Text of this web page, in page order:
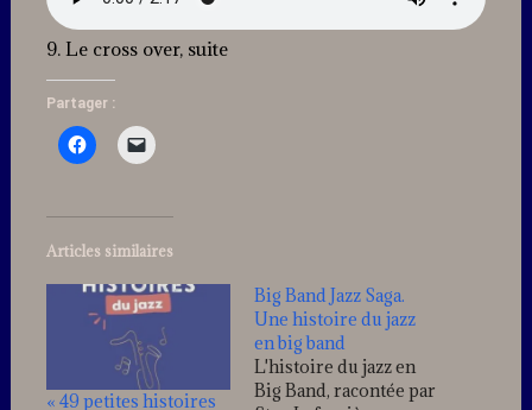
9. Le cross over, suite
Partager :
Articles similaires
« 49 petites histoires
Big Band Jazz Saga.
Une histoire du jazz
en big band
L'histoire du jazz en
Big Band, racontée par